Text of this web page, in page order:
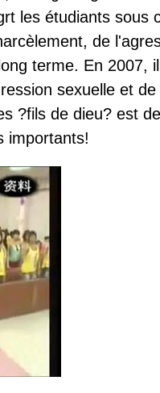
les étudiants sous
de
terme. En 2007,
sexuelle et
?fils de dieu? est
importants!